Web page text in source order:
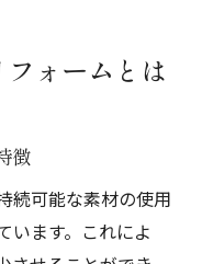
ォームとは
徴
続可能な素材の使用
います。これによ